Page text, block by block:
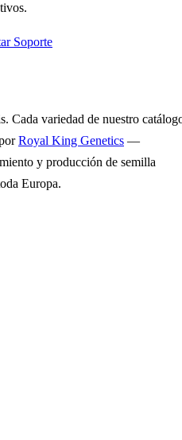
Soporte
Cada variedad de nuestro
Royal King Genetics —
y producción de semilla
Europa.